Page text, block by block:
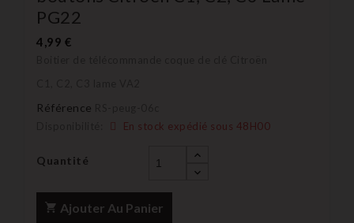
PG22
4,99 €
Référence
En stock expédié sous 48H00
Quantité
Ajouter Au Panier